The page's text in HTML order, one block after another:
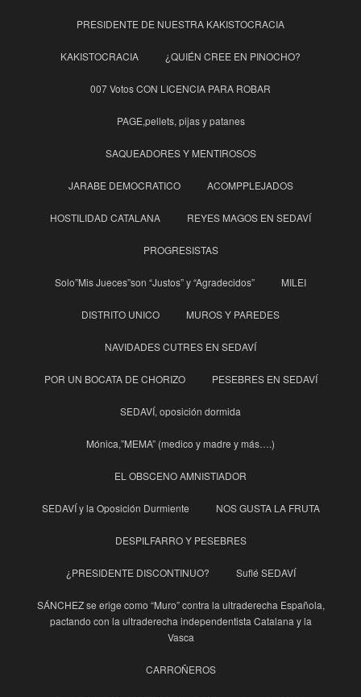
PRESIDENTE DE NUESTRA KAKISTOCRACIA
KAKISTOCRACIA ¿QUIÉN CREE EN PINOCHO?
007 Votos CON LICENCIA PARA ROBAR
PAGE,pellets, pijas y patanes
SAQUEADORES Y MENTIROSOS
JARABE DEMOCRATICO ACOMPPLEJADOS
HOSTILIDAD CATALANA REYES MAGOS EN SEDAVÍ
PROGRESISTAS
Solo”Mis Jueces”son “Justos” y “Agradecidos” MILEI
DISTRITO UNICO MUROS Y PAREDES
NAVIDADES CUTRES EN SEDAVÍ
POR UN BOCATA DE CHORIZO PESEBRES EN SEDAVÍ
SEDAVÍ, oposición dormida
Mónica,”MEMA” (medico y madre y más….)
EL OBSCENO AMNISTIADOR
SEDAVÍ y la Oposición Durmiente NOS GUSTA LA FRUTA
DESPILFARRO Y PESEBRES
¿PRESIDENTE DISCONTINUO? Suflé SEDAVÍ
SÁNCHEZ se erige como “Muro” contra la ultraderecha Española,
pactando con la ultraderecha independentista Catalana y la
Vasca
CARROÑEROS